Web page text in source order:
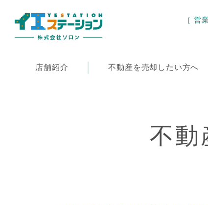
［ 営
店舗紹介 不動産を売却したい方へ
不動